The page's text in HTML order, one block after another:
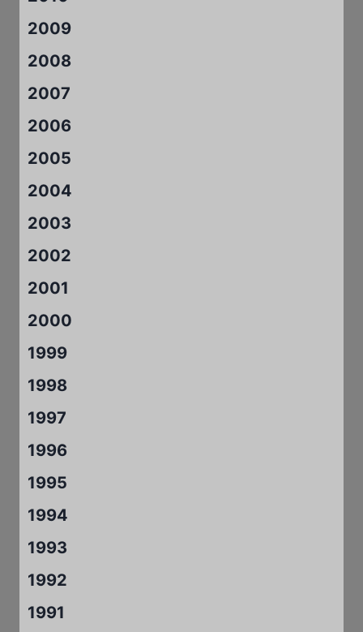
2009
2008
2007
2006
2005
2004
2003
2002
2001
2000
1999
1998
1997
1996
1995
1994
1993
1992
1991